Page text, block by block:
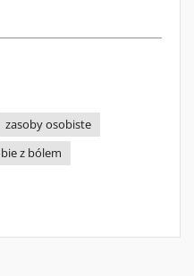
zasoby osobiste
z bólem